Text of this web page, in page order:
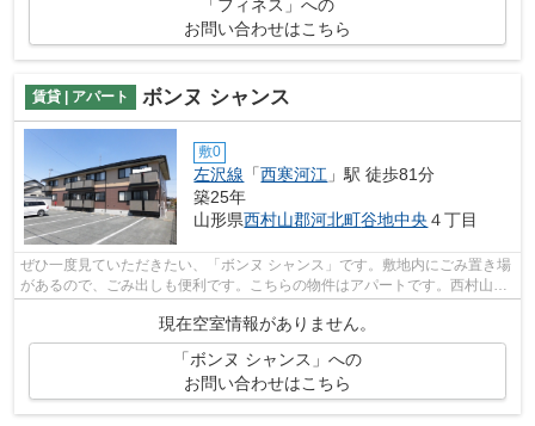
「フィネス」への
お問い合わせはこちら
賃貸 | アパート ボンヌ シャンス
敷0
左沢線 「西寒河江 」駅 徒歩81分
築25年
山形県西村山郡河北町谷地中央 ４丁目
ぜひ一度見ていただきたい、「ボンヌ シャンス」です。敷地内にごみ置き場
があるので、ごみ出しも便利です。こちらの物件はアパートです。西村山郡
河北町の地域情報や賃貸物件情報のこ...
現在空室情報がありません。
「ボンヌ シャンス」への
お問い合わせはこちら